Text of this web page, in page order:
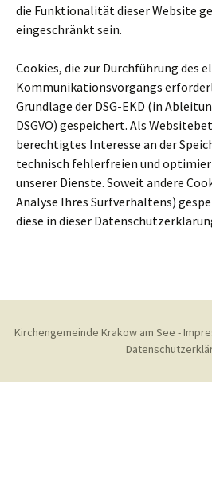
die Funktionalität dieser Website
eingeschränkt sein.
Cookies, die zur Durchführung des
Kommunikationsvorgangs
Grundlage der DSG-EKD (in
DSGVO) gespeichert. Als
berechtigtes Interesse an der
technisch fehlerfreien und
unserer Dienste. Soweit andere
Analyse Ihres Surfverhaltens)
diese in dieser
Kirchengemeinde Krakow am See -